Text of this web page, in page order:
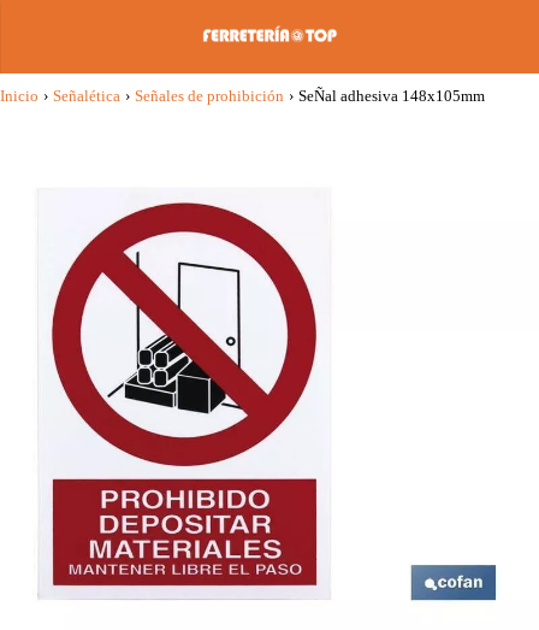
Inicio › Señalética › Señales de prohibición › SeÑal adhesiva 148x105mm